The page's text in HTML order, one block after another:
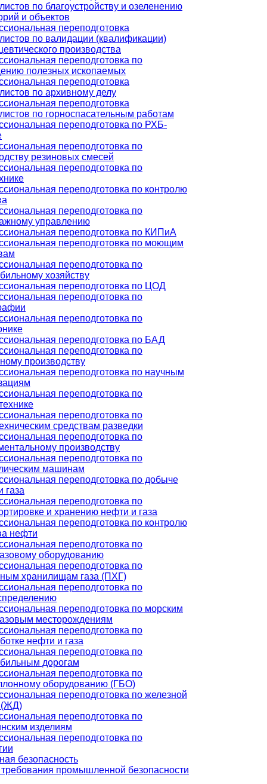
по благоустройству и озеленению
и объектов
переподготовка
по валидации (квалификации)
производства
переподготовка по
полезных ископаемых
переподготовка
по архивному делу
переподготовка
по горноспасательным работам
переподготовка по РХБ-
переподготовка по
резиновых смесей
переподготовка по
переподготовка по контролю
переподготовка по
управлению
переподготовка по КИПиА
переподготовка по моющим
переподготовка по
хозяйству
переподготовка по ЦОД
переподготовка по
переподготовка по
переподготовка по БАД
переподготовка по
производству
переподготовка по научным
переподготовка по
переподготовка по
средствам разведки
переподготовка по
производству
переподготовка по
машинам
переподготовка по добыче
газа
переподготовка по
и хранению нефти и газа
переподготовка по контролю
нефти
переподготовка по
оборудованию
переподготовка по
хранилищам газа (ПХГ)
переподготовка по
переподготовка по морским
месторождениям
переподготовка по
нефти и газа
переподготовка по
дорогам
переподготовка по
оборудованию (ГБО)
переподготовка по железной
(ЖД)
переподготовка по
изделиям
переподготовка по
безопасность
промышленной безопасности